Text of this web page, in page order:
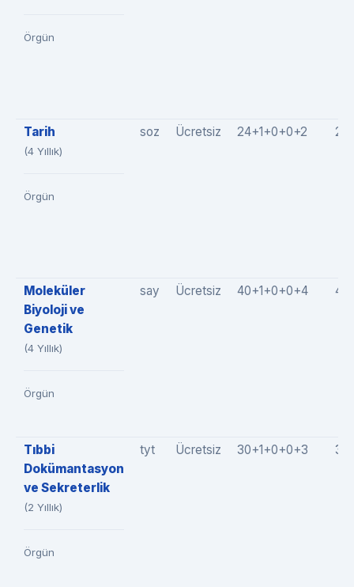
Örgün
Tarih
(4 Yıllık)
Örgün
soz Ücretsiz 24+1+0+0+2
Moleküler
Biyoloji ve
Genetik
(4 Yıllık)
Örgün
say Ücretsiz 40+1+0+0+4
Tıbbi
Dokümantasyon
ve Sekreterlik
(2 Yıllık)
Örgün
tyt Ücretsiz 30+1+0+0+3